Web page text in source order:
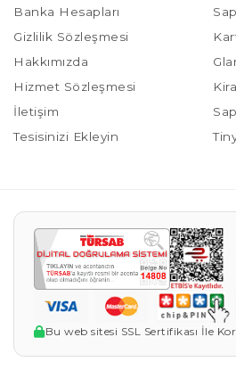
Banka Hesapları
Gizlilik Sözleşmesi
Hakkımızda
Hizmet Sözleşmesi
İletişim
Tesisinizi Ekleyin
Bu web sitesi SSL Sertifikası İle